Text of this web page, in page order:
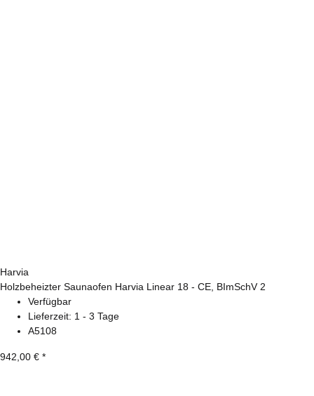
Harvia
Holzbeheizter Saunaofen Harvia Linear 18 - CE, BImSchV 2
Verfügbar
Lieferzeit: 1 - 3 Tage
A5108
942,00 € *